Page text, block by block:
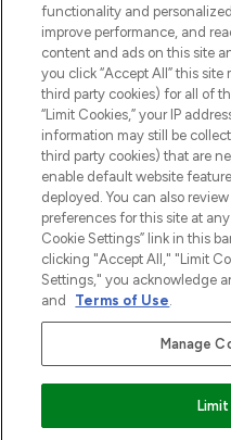
Zgoda
Do Not Sell or
POMOC &
WAŻNE
O
Płać bezpiecznie za
functionality and
improve performance, and
content and ads on this site
you click “Accept All” this
third party cookies) for all of
“Limit Cookies,” your IP
information may still be
third party cookies) that are
enable default website
deployed. You can also
preferences for this site at
Cookie Settings” link in this
clicking "Accept All," "Limit
Settings," you acknowledge
and
Terms of Use.
Manage